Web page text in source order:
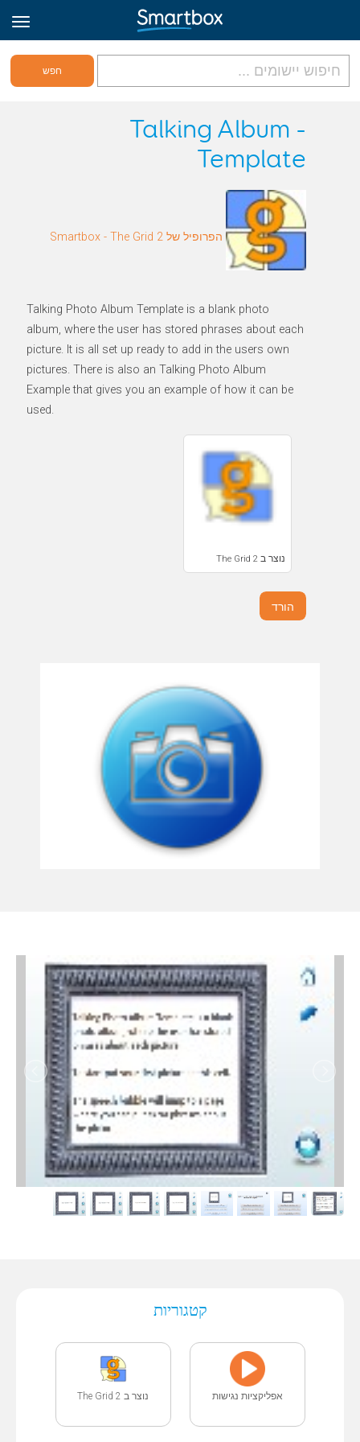
גריד אונליין
Talking Album -
Template
הפרופיל של Smartbox - The Grid 2
Talking Photo Album Template is a blank photo
album, where the user has stored phrases about each
picture. It is all set up ready to add in the users own
pictures. There is also an Talking Photo Album
Example that gives you an example of how it can be
used.
נוצר ב The Grid 2
הורד
קטגוריות
אפליקציות נגישות נוצר ב The Grid 2